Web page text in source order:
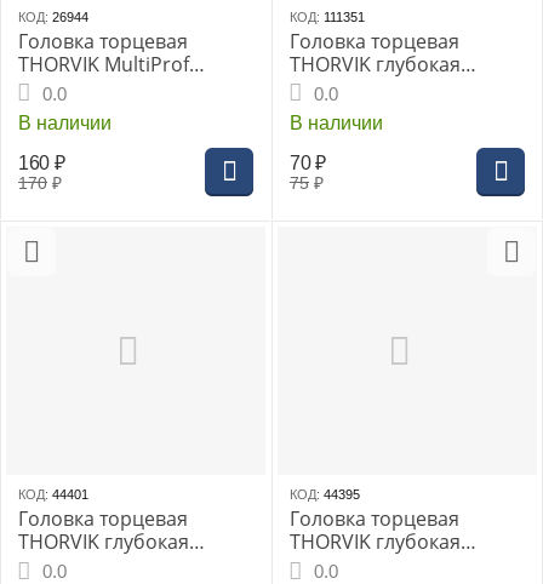
КОД: 26944
Головка торцевая
THORVIK MultiProf
глубокая 1/4"DR 9 мм,
(MP11409)
0.0
В наличии
170 ₽
160 ₽
КОД: 111351
Головка торцевая
THORVIK глубокая
1/4"DR 11 мм, (FS11411)
0.0
В наличии
75 ₽
70 ₽
КОД: 44401
Головка торцевая
THORVIK глубокая
1/4"DR 13 мм, (FS11413)
0.0
КОД: 44395
Головка торцевая
THORVIK глубокая
1/4"DR 5 мм, (FS11405)
0.0